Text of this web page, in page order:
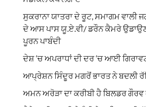
ਸੁਕਰਾਨਾ ਯਾਤਰਾ ਦੇ ਰੂਟ, ਸਮਾਗਮ ਵਾਲੀ
ਦੇ ਆਸ ਪਾਸ ਯੂ.ਏ.ਵੀ/ ਡਰੌਨ ਕੈਮਰੇ
ਪੂਰਨ ਪਾਬੰਦੀ
ਦੇਸ਼ ‘ਚ ਅਪਰਾਧਾਂ ਦੀ ਦਰ ‘ਚ ਆਈ
ਆਪ੍ਰੇਸ਼ਨ ਸਿੰਦੂਰ ਮਗਰੋਂ ਭਾਰਤ ਨੇ ਬਦਲੀ
ਅਮਨ ਅਰੋੜਾ ਦਾ ਕਰੀਬੀ ਹੈ ਬਿਲਡਰ ਗੌਰਵ